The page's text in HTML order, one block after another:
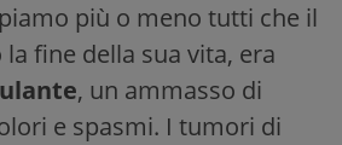
più o meno tutti che il
fine della sua vita, era
, un ammasso di
e spasmi. I tumori di